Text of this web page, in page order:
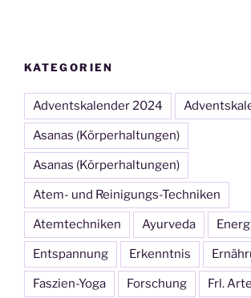
KATEGORIEN
Adventskalender 2024
Asanas (Körperhaltungen)
Asanas (Körperhaltungen)
Atem- und Reinigungs-Techniken
Atemtechniken Ayurveda
Entspannung Erkenntnis
Faszien-Yoga Forschung Frl.